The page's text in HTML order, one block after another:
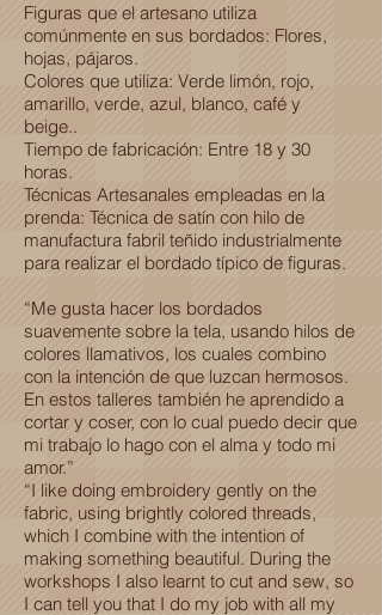
Figuras que el artesano utiliza
comúnmente en sus bordados: Flores,
hojas, pájaros.
Colores que utiliza: Verde limón, rojo,
amarillo, verde, azul, blanco, café y
beige..
Tiempo de fabricación: Entre 18 y 30
horas.
Técnicas Artesanales empleadas en la
prenda: Técnica de satín con hilo de
manufactura fabril teñido industrialmente
para realizar el bordado típico de figuras.
“Me gusta hacer los bordados
suavemente sobre la tela, usando hilos de
colores llamativos, los cuales combino
con la intención de que luzcan hermosos.
En estos talleres también he aprendido a
cortar y coser, con lo cual puedo decir que
mi trabajo lo hago con el alma y todo mi
amor.”
“I like doing embroidery gently on the
fabric, using brightly colored threads,
which I combine with the intention of
making something beautiful. During the
workshops I also learnt to cut and sew, so
I can tell you that I do my job with all my